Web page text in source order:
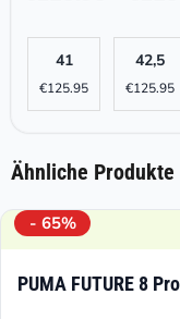
41
€125.95
42,5
€125.95
Ähnliche Produkte
- 65%
PUMA FUTURE 8